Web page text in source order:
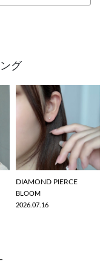
グ
DIAMOND PIERCE
BLOOM
2026.07.16